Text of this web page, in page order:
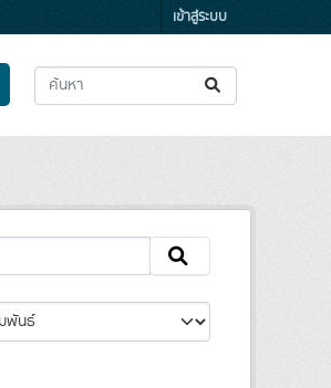
เข้าสู่ระบบ